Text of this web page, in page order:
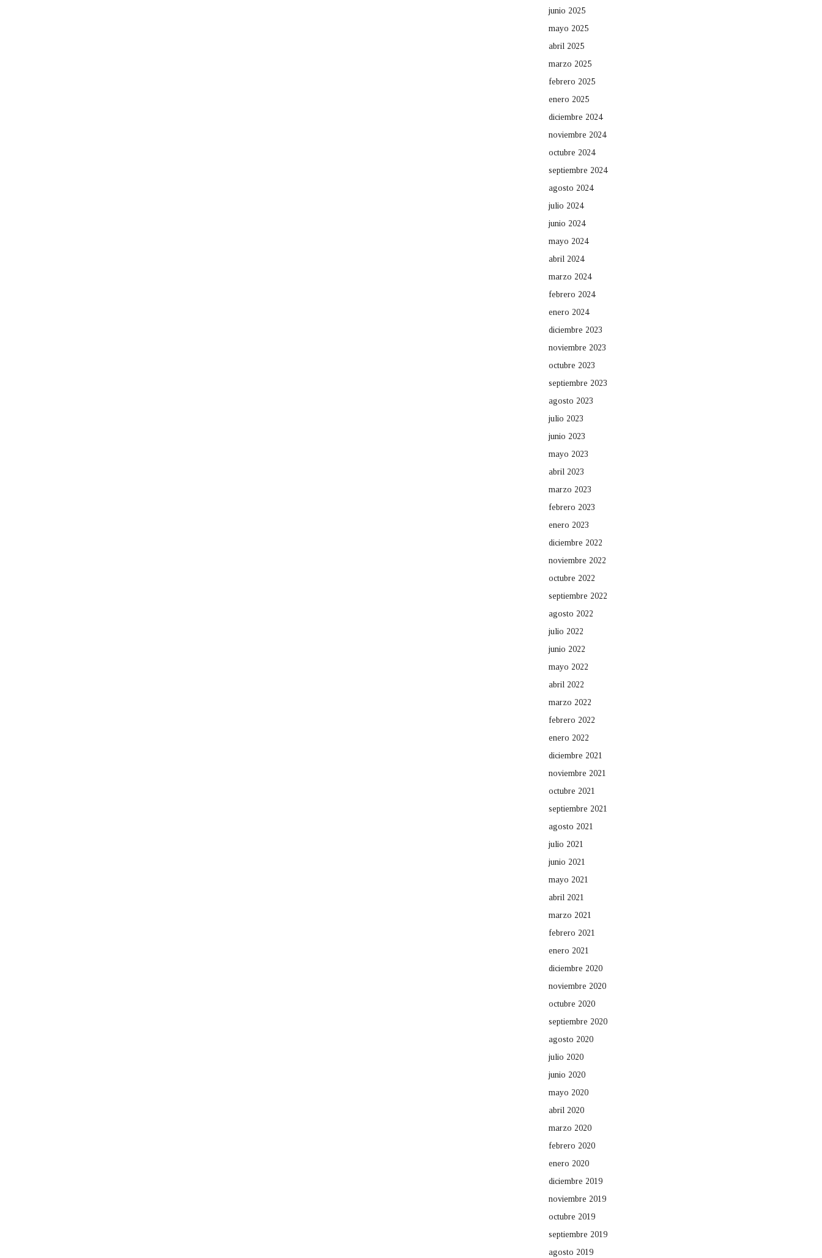
junio 2025
mayo 2025
abril 2025
marzo 2025
febrero 2025
enero 2025
diciembre 2024
noviembre 2024
octubre 2024
septiembre 2024
agosto 2024
julio 2024
junio 2024
mayo 2024
abril 2024
marzo 2024
febrero 2024
enero 2024
diciembre 2023
noviembre 2023
octubre 2023
septiembre 2023
agosto 2023
julio 2023
junio 2023
mayo 2023
abril 2023
marzo 2023
febrero 2023
enero 2023
diciembre 2022
noviembre 2022
octubre 2022
septiembre 2022
agosto 2022
julio 2022
junio 2022
mayo 2022
abril 2022
marzo 2022
febrero 2022
enero 2022
diciembre 2021
noviembre 2021
octubre 2021
septiembre 2021
agosto 2021
julio 2021
junio 2021
mayo 2021
abril 2021
marzo 2021
febrero 2021
enero 2021
diciembre 2020
noviembre 2020
octubre 2020
septiembre 2020
agosto 2020
julio 2020
junio 2020
mayo 2020
abril 2020
marzo 2020
febrero 2020
enero 2020
diciembre 2019
noviembre 2019
octubre 2019
septiembre 2019
agosto 2019